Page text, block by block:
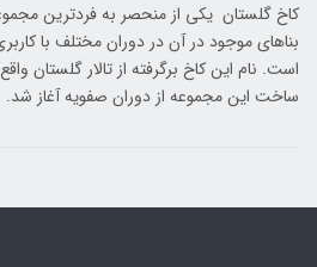
کاخ گلستان یکی از منحصر به فردترین
بناهای موجود در آن در دوران مختلف با
است. نام این کاخ برگرفته از تالار گلستان
ساخت این مجموعه از دوران صفویه آغاز شد.